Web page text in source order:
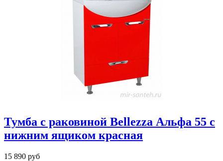
Тумба с раковиной Bellezza Альфа 55 с
нижним ящиком красная
15 890 руб